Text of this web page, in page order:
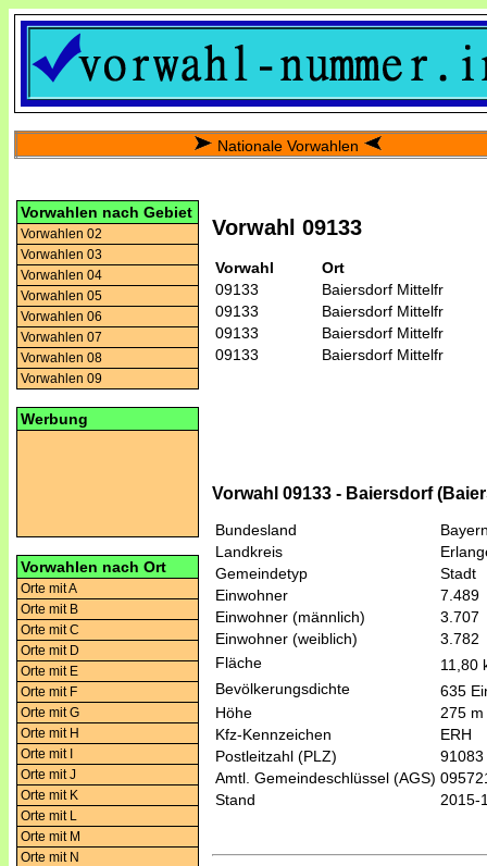
Nationale Vorwahlen
Vorwahlen nach Gebiet
Vorwahlen 02
Vorwahlen 03
Vorwahlen 04
Vorwahlen 05
Vorwahlen 06
Vorwahlen 07
Vorwahlen 08
Vorwahlen 09
Werbung
Vorwahlen nach Ort
Orte mit A
Orte mit B
Orte mit C
Orte mit D
Orte mit E
Orte mit F
Orte mit G
Orte mit H
Orte mit I
Orte mit J
Orte mit K
Orte mit L
Orte mit M
Orte mit N
Vorwahl 09133
Vorwahl
Ort
09133
Baiersdorf Mittelfr
09133
Baiersdorf Mittelfr
09133
Baiersdorf Mittelfr
09133
Baiersdorf Mittelfr
Vorwahl 09133 - Baiersdorf
Bundesland
Landkreis
Gemeindetyp
Stadt
Einwohner
7.489
Einwohner (männlich)
3.707
Einwohner (weiblich)
3.782
Fläche
11,80
Bevölkerungsdichte
635
Höhe
275 m
Kfz-Kennzeichen
ERH
Postleitzahl (PLZ)
91083
Amtl. Gemeindeschlüssel (AGS)
Stand
2015-